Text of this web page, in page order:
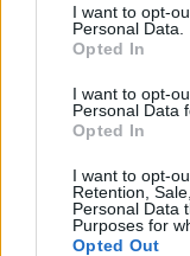
I want to opt-
Personal Data.
Opted In
I want to opt-
Personal Data
Opted In
I want to opt-
Retention,
Personal Data
Purposes for
Opted Out